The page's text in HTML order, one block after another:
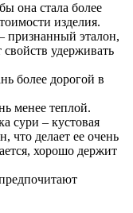
она стала более
изделия.
признанный эталон,
удерживать
более дорогой в
менее теплой.
сури – кустовая
что делает ее очень
хорошо держит